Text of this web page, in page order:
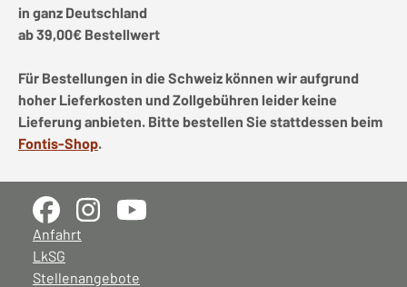
in ganz Deutschland
ab 39,00€ Bestellwert
Für Bestellungen in die Schweiz können wir aufgrund
hoher Lieferkosten und Zollgebühren leider keine
Lieferung anbieten. Bitte bestellen Sie stattdessen beim
Fontis-Shop.
Anfahrt
LkSG
Stellenangebote